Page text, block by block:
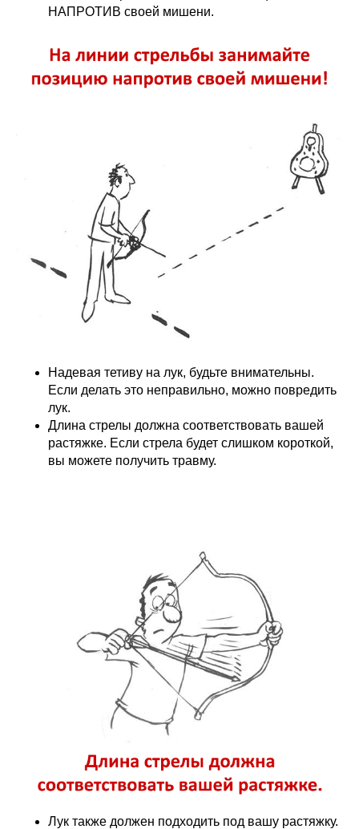
НАПРОТИВ своей мишени.
Надевая тетиву на лук, будьте внимательны.
Если делать это неправильно, можно повредить
лук.
Длина стрелы должна соответствовать вашей
растяжке. Если стрела будет слишком короткой,
вы можете получить травму.
Лук также должен подходить под вашу растяжку.